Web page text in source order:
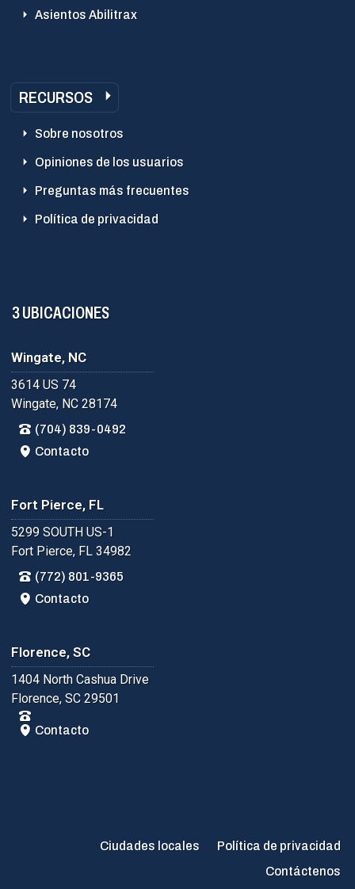
Asientos Abilitrax
RECURSOS
Sobre nosotros
Opiniones de los usuarios
Preguntas más frecuentes
Política de privacidad
3 UBICACIONES
Wingate, NC
3614 US 74
Wingate, NC 28174
(704) 839-0492
Contacto
Fort Pierce, FL
5299 SOUTH US-1
Fort Pierce, FL 34982
(772) 801-9365
Contacto
Florence, SC
1404 North Cashua Drive
Florence, SC 29501
Contacto
Ciudades locales
Política de privacidad
Contáctenos